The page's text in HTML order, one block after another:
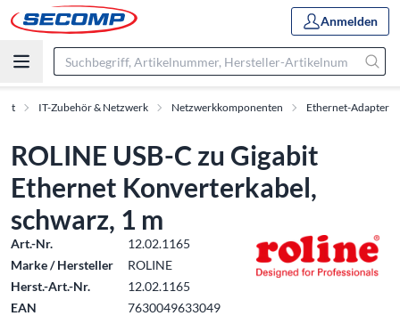
Anmelden
IT-Zubehör & Netzwerk Netzwerkkomponenten Ethernet-Adapter
ROLINE USB-C zu Gigabit
Ethernet Konverterkabel,
schwarz, 1 m
Art.-Nr.
12.02.1165
Marke / Hersteller
ROLINE
Herst.-Art.-Nr.
12.02.1165
EAN
7630049633049